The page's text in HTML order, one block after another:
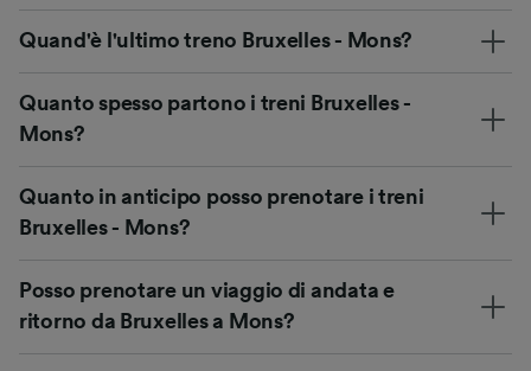
Quand'è l'ultimo treno Bruxelles - Mons?
Quanto spesso partono i treni Bruxelles -
Mons?
Quanto in anticipo posso prenotare i treni
Bruxelles - Mons?
Posso prenotare un viaggio di andata e
ritorno da Bruxelles a Mons?